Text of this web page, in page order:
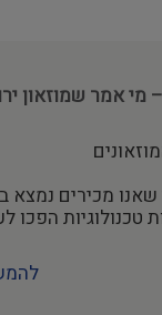
מי אמר שמוזאון
שאנו מכירים
הפכו